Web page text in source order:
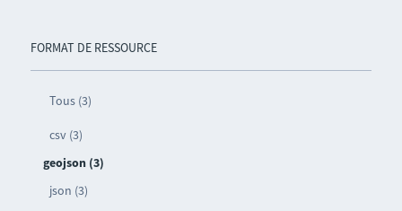
FORMAT DE RESSOURCE
Tous (3)
csv (3)
geojson (3)
json (3)